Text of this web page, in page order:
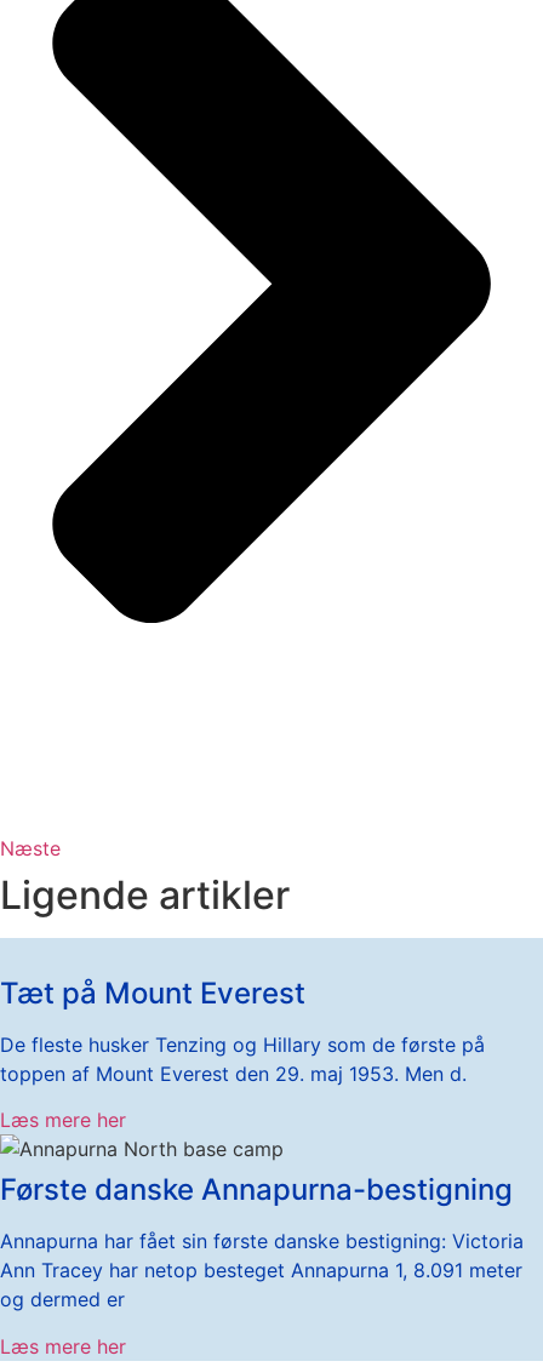
Næste
Ligende artikler
Tæt på Mount Everest
De fleste husker Tenzing og Hillary som de første på
toppen af Mount Everest den 29. maj 1953. Men d.
Læs mere her
Første danske Annapurna-bestigning
Annapurna har fået sin første danske bestigning: Victoria
Ann Tracey har netop besteget Annapurna 1, 8.091 meter
og dermed er
Læs mere her